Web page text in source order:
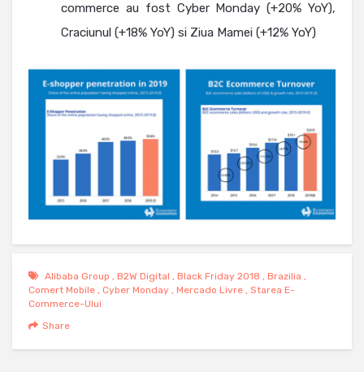
commerce au fost Cyber Monday (+20% YoY),
Craciunul (+18% YoY) si Ziua Mamei (+12% YoY)
Alibaba Group , B2W Digital , Black Friday 2018 , Brazilia ,
Comert Mobile , Cyber Monday , Mercado Livre , Starea E-
Commerce-Ului
Share